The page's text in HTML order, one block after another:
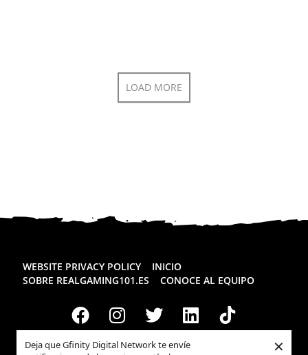
Deja que Gfinity Digital Network te envíe
×
LOAD MORE
WEBSITE PRIVACY POLICY
INICIO
SOBRE REALGAMING101.ES
CONOCE AL EQUIPO